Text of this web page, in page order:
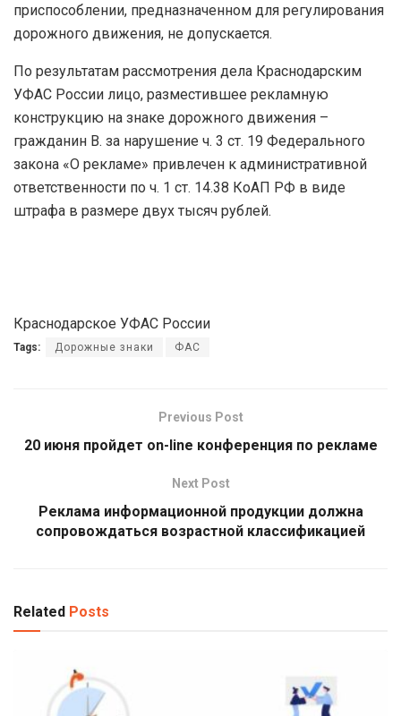
приспособлении, предназначенном для регулирования
дорожного движения, не допускается.
По результатам рассмотрения дела Краснодарским
УФАС России лицо, разместившее рекламную
конструкцию на знаке дорожного движения –
гражданин В. за нарушение ч. 3 ст. 19 Федерального
закона «О рекламе» привлечен к административной
ответственности по ч. 1 ст. 14.38 КоАП РФ в виде
штрафа в размере двух тысяч рублей.
Краснодарское УФАС России
Tags: Дорожные знаки ФАС
Previous Post
20 июня пройдет оn-line конференция по рекламе
Next Post
Реклама информационной продукции должна
сопровождаться возрастной классификацией
Related Posts